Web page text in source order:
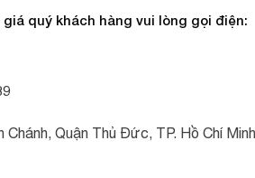
quý khách hàng vui lòng gọi điện:
Quận Thủ Đức, TP. Hồ Chí Minh